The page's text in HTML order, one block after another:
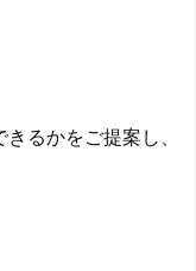
るかをご提案し、